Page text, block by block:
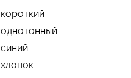
короткий
однотонный
синий
хлопок